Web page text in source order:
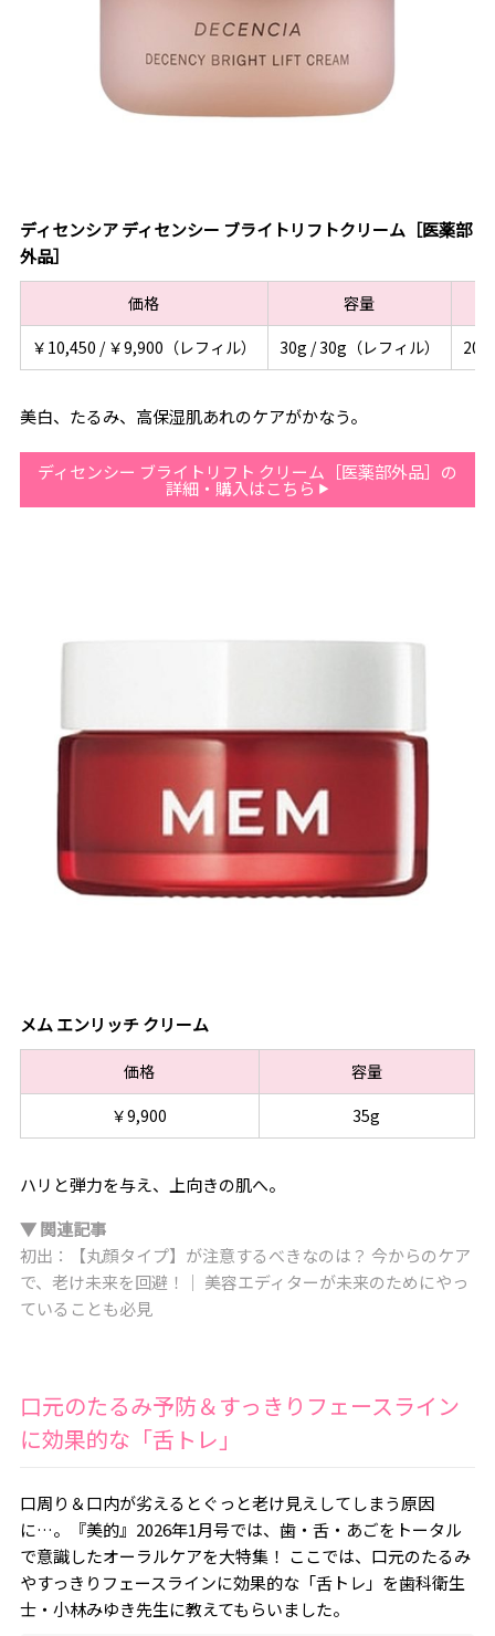
ディセンシア ディセンシー ブライトリフトクリーム［医薬部
外品］
価格 容量
￥10,450 / ￥9,900（レフィル）
30g / 30g（レフィル）
美白、たるみ、高保湿肌あれのケアがかなう。
ディセンシー ブライトリフト クリーム［医薬部外品］の
詳細・購入はこちら
メム エンリッチ クリーム
価格
容量
￥9,900
35g
ハリと弾力を与え、上向きの肌へ。
▼ 関連記事
初出：【丸顔タイプ】が注意するべきなのは？ 今からのケア
で、老け未来を回避！｜ 美容エディターが未来のためにやっ
ていることも必見
口元のたるみ予防＆すっきりフェースライン
に効果的な「舌トレ」
口周り＆口内が劣えるとぐっと老け見えしてしまう原因
に…。『美的』2026年1月号では、歯・舌・あごをトータル
で意識したオーラルケアを大特集！ ここでは、口元のたるみ
やすっきりフェースラインに効果的な「舌トレ」を歯科衛生
士・小林みゆき先生に教えてもらいました。